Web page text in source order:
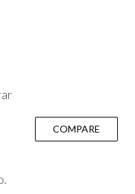
COMPARE